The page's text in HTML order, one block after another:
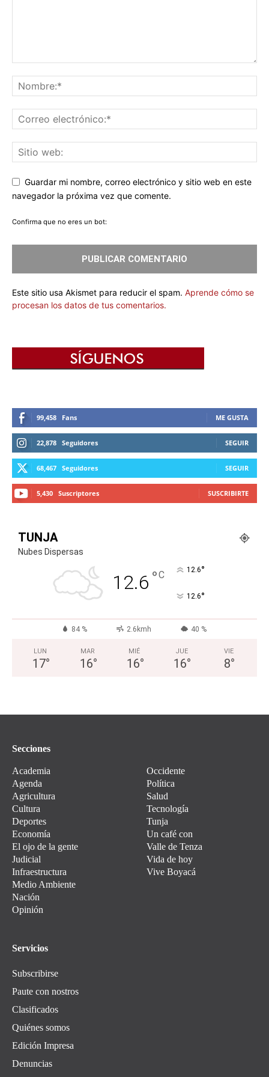
Guardar mi nombre, correo electrónico y sitio web en este
navegador la próxima vez que comente.
Confirma que no eres un bot:
Este sitio usa Akismet para reducir el spam. Aprende cómo se
procesan los datos de tus comentarios.
99,458 Fans ME GUSTA
22,878 Seguidores SEGUIR
68,467 Seguidores SEGUIR
5,430 Suscriptores SUSCRIBIRTE
TUNJA
Nubes Dispersas
12.6 °C 12.6°
12.6°
84 % 2.6kmh 40 %
LUN
17°
MAR
16°
MIÉ
16°
JUE
16°
VIE
8°
Secciones
Academia
Agenda
Agricultura
Cultura
Deportes
Economía
El ojo de la gente
Judicial
Infraestructura
Medio Ambiente
Nación
Opinión
Occidente
Política
Salud
Tecnología
Tunja
Un café con
Valle de Tenza
Vida de hoy
Vive Boyacá
Servicios
Subscribirse
Paute con nostros
Clasificados
Quiénes somos
Edición Impresa
Denuncias